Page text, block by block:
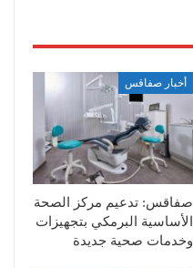
أخبار صفاقس
صفاقس: تدعيم مركز الصحة
الأساسية البرمكي بتجهيزات
وخدمات صحية جديدة